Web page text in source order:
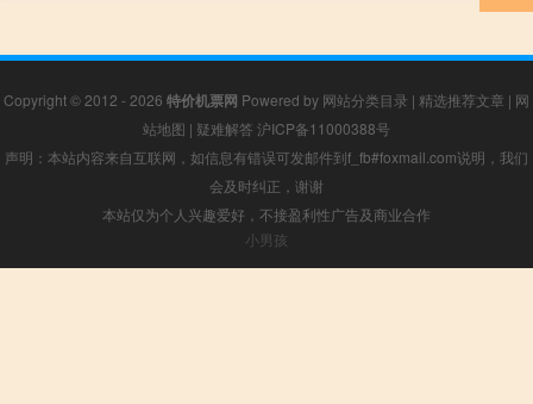
Copyright © 2012 - 2026 特价机票网 Powered by 网站分类目录 | 精选推荐文章 | 网
站地图 | 疑难解答 沪ICP备11000388号
声明：本站内容来自互联网，如信息有错误可发邮件到f_fb#foxmail.com说明，我们
会及时纠正，谢谢
本站仅为个人兴趣爱好，不接盈利性广告及商业合作
小男孩